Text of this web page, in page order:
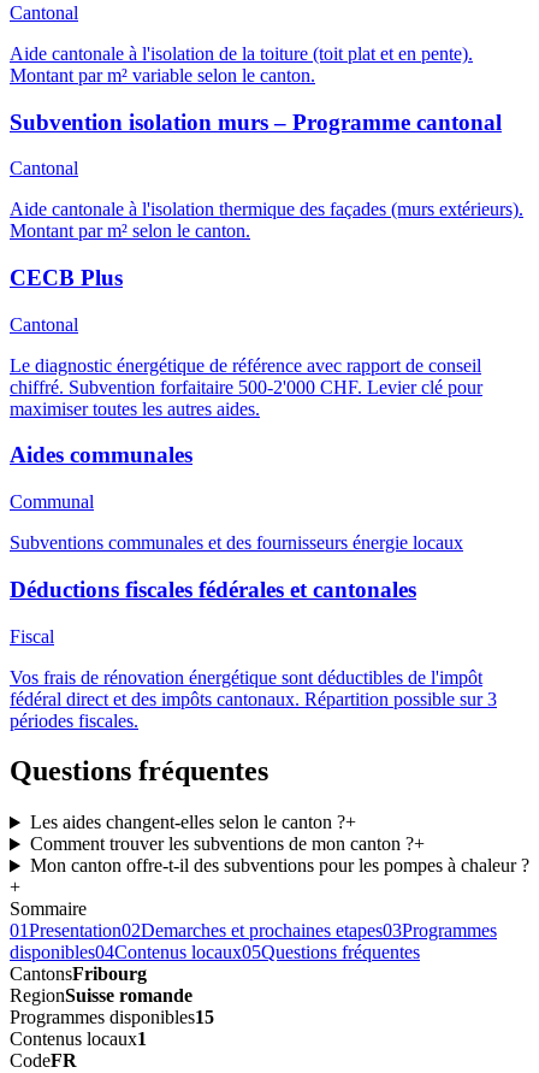
Cantonal
Aide cantonale à l'isolation de la toiture (toit plat et en pente).
Montant par m² variable selon le canton.
Subvention isolation murs – Programme cantonal
Cantonal
Aide cantonale à l'isolation thermique des façades (murs extérieurs).
Montant par m² selon le canton.
CECB Plus
Cantonal
Le diagnostic énergétique de référence avec rapport de conseil
chiffré. Subvention forfaitaire 500-2'000 CHF. Levier clé pour
maximiser toutes les autres aides.
Aides communales
Communal
Subventions communales et des fournisseurs énergie locaux
Déductions fiscales fédérales et cantonales
Fiscal
Vos frais de rénovation énergétique sont déductibles de l'impôt
fédéral direct et des impôts cantonaux. Répartition possible sur 3
périodes fiscales.
Questions fréquentes
Les aides changent-elles selon le canton ?+
Comment trouver les subventions de mon canton ?+
Mon canton offre-t-il des subventions pour les pompes à chaleur ?
+
Sommaire
01Presentation02Demarches et prochaines etapes03Programmes
disponibles04Contenus locaux05Questions fréquentes
CantonsFribourg
RegionSuisse romande
Programmes disponibles15
Contenus locaux1
CodeFR